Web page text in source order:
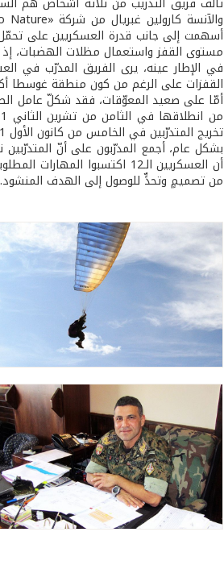
أسهمت إلى جانب قدرة العسكريين على تحمّل
مستوى القفز واستعمال مظلات الهضبات، إذ
في الإطار عينه، يرى الفريق المدرّب في
القفزات على الرغم من كون منطقة غوسطا
أمّا على صعيد المعوّقات، فقد شكلّ عامل
تخريج المتدرّبين في الخامس من كانون الأول 2011 بعد أن أنهَوا 60 ساعة من التدريب.
بشكل عام، أجمع المدرّبون على أنّ
أن العسكريين الـ12
من تصميمٍ وتحدٍّ للوصول إلى الهدف المنشود.